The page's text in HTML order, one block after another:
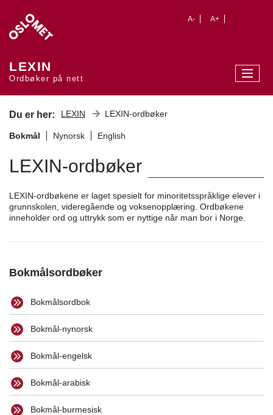
LEXIN
Ordbøker på nett
A- A+
Du er her: LEXIN LEXIN-ordbøker
Bokmål Nynorsk English
LEXIN-ordbøker
LEXIN-ordbøkene er laget spesielt for minoritetsspråklige elever i
grunnskolen, videregående og voksenopplæring. Ordbøkene
inneholder ord og uttrykk som er nyttige når man bor i Norge.
Bokmålsordbøker
Bokmålsordbok
Bokmål-nynorsk
Bokmål-engelsk
Bokmål-arabisk
Bokmål-burmesisk